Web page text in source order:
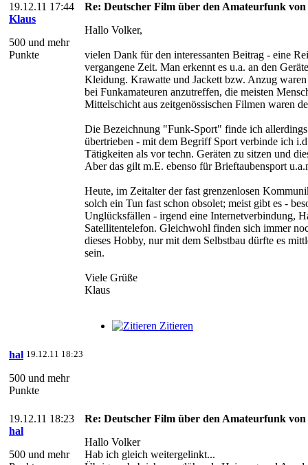
19.12.11 17:44
Klaus
500 und mehr
Punkte
Re: Deutscher Film über den Amateurfunk von
Hallo Volker,
vielen Dank für den interessanten Beitrag - eine
vergangene Zeit. Man erkennt es u.a. an den
Kleidung. Krawatte und Jackett bzw. Anzug
bei Funkamateuren anzutreffen, die meisten
Mittelschicht aus zeitgenössischen Filmen waren
Die Bezeichnung "Funk-Sport" finde ich
übertrieben - mit dem Begriff Sport verbinde ich
Tätigkeiten als vor techn. Geräten zu sitzen und
Aber das gilt m.E. ebenso für Brieftaubensport
Heute, im Zeitalter der fast grenzenlosen
solch ein Tun fast schon obsolet; meist gibt es -
Unglücksfällen - irgend eine Internetverbindung,
Satellitentelefon. Gleichwohl finden sich immer
dieses Hobby, nur mit dem Selbstbau dürfte es
sein.
Viele Grüße
Klaus
Zitieren
19.12.11 18:23
hal
500 und mehr
Punkte
19.12.11 18:23
hal
500 und mehr
Re: Deutscher Film über den Amateurfunk von
Hallo Volker
Hab ich gleich weitergelinkt...